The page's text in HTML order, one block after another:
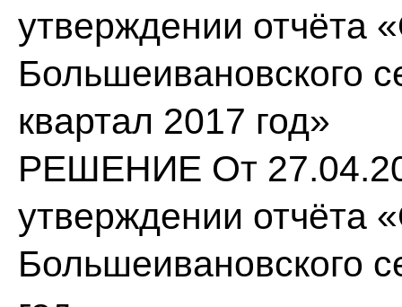
утверждении отчёта
Большеивановского
квартал 2017 год»
РЕШЕНИЕ От
утверждении отчёта
Большеивановского